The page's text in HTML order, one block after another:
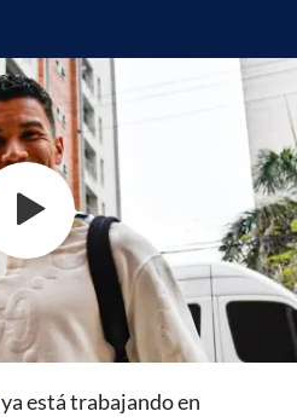
ya está trabajando en